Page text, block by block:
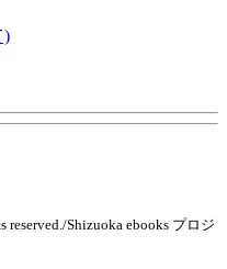
)
Shizuoka ebooks プロジ